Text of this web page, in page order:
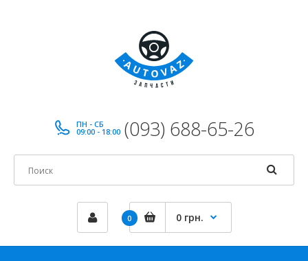
ПН - СБ
09:00 - 18:00 (093) 688-65-26
0 0 грн.